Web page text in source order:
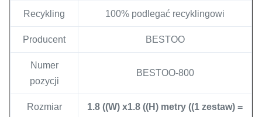
Recykling 100% podlegać recyklingowi
Producent BESTOO
Numer
pozycji
BESTOO-800
Rozmiar
1.8 ((W) x1.8 ((H) metry ((1 zestaw) =